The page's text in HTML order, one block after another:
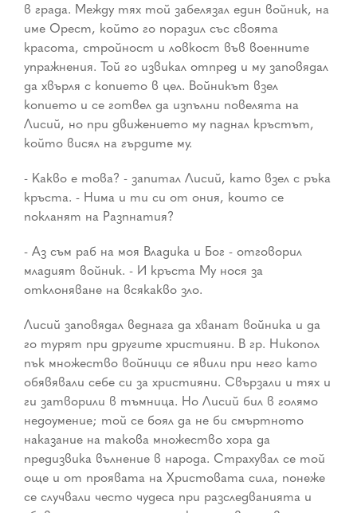
в града. Между тях той забелязал един войник, на
име Орест, който го поразил със своята
красота, стройност и ловкост във военните
упражнения. Той го извикал отпред и му заповядал
да хвърля с копието в цел. Войникът взел
копието и се готвел да изпълни повелята на
Лисий, но при движението му паднал кръстът,
който висял на гърдите му.
- Какво е това? - запитал Лисий, като взел с ръка
кръста. - Нима и ти си от ония, които се
покланят на Разпнатия?
- Аз съм раб на моя Владика и Бог - отговорил
младият войник. - И кръста Му нося за
отклоняване на всякакво зло.
Лисий заповядал веднага да хванат войника и да
го турят при другите християни. В гр. Никопол
пък множество войници се явили при него като
обявявали себе си за християни. Свързали и тях и
ги затворили в тъмница. Но Лисий бил в голямо
недоумение; той се боял да не би смъртното
наказание на такова множество хора да
предизвика вълнение в народа. Страхувал се той
още и от проявата на Христовата сила, понеже
се случвали често чудеса при разследванията и